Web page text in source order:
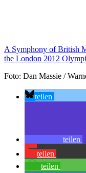
A Symphony of British
the London 2012
Foto: Dan Massie /
teilen
teilen
teilen
teilen